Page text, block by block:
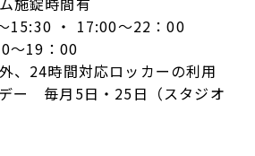
・ 17:00～22：00
19：00
24時間対応ロッカーの利用
ー 毎月5日・25日（スタジオ